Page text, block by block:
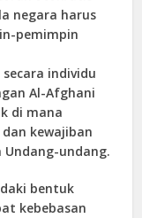
negara harus
pemimpin
individu
Al-Afghani
di mana
kewajiban
undang.
bentuk
kebebasan